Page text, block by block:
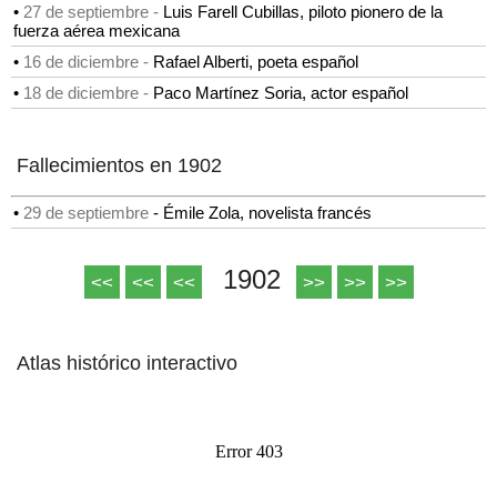
• 27 de septiembre - Luis Farell Cubillas, piloto pionero de la
fuerza aérea mexicana
• 16 de diciembre - Rafael Alberti, poeta español
• 18 de diciembre - Paco Martínez Soria, actor español
Fallecimientos en 1902
• 29 de septiembre - Émile Zola, novelista francés
<< << << 1902 >> >> >>
Atlas histórico interactivo